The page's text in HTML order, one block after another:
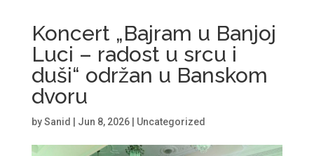
Koncert „Bajram u Banjoj
Luci – radost u srcu i
duši“ održan u Banskom
dvoru
bySanid Jun 8, 2026| Uncategorized